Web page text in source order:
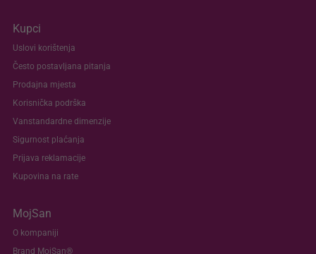
Kupci
Uslovi korištenja
Često postavljana pitanja
Prodajna mjesta
Korisnička podrška
Vanstandardne dimenzije
Sigurnost plaćanja
Prijava reklamacije
Kupovina na rate
MojSan
O kompaniji
Brand MojSan®